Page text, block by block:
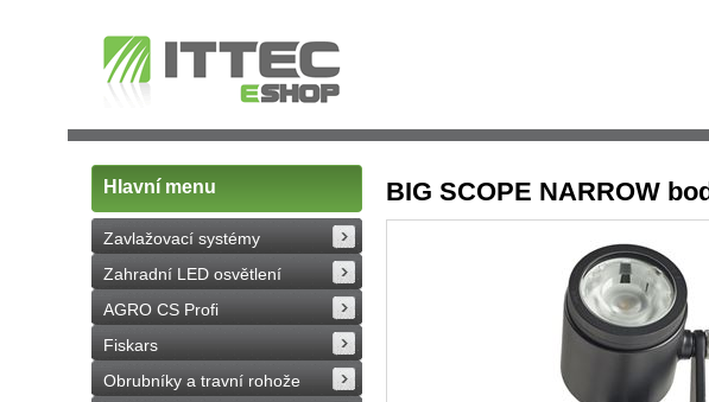
Hlavní menu
Zavlažovací systémy
Zahradní LED osvětlení
AGRO CS Profi
Fiskars
Obrubníky a travní rohože
BIG SCOPE NARROW